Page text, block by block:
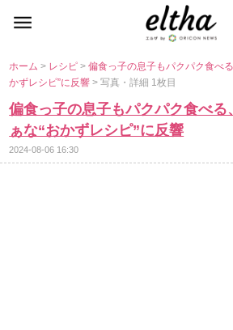
ホーム> レシピ>偏食っ子の息子もパクパク食べ
かずレシピ”に反響> 写真・詳細 1枚目
偏食っ子の息子もパクパク食べる
ぁな“おかずレシピ”に反響
2024-08-06 16:30